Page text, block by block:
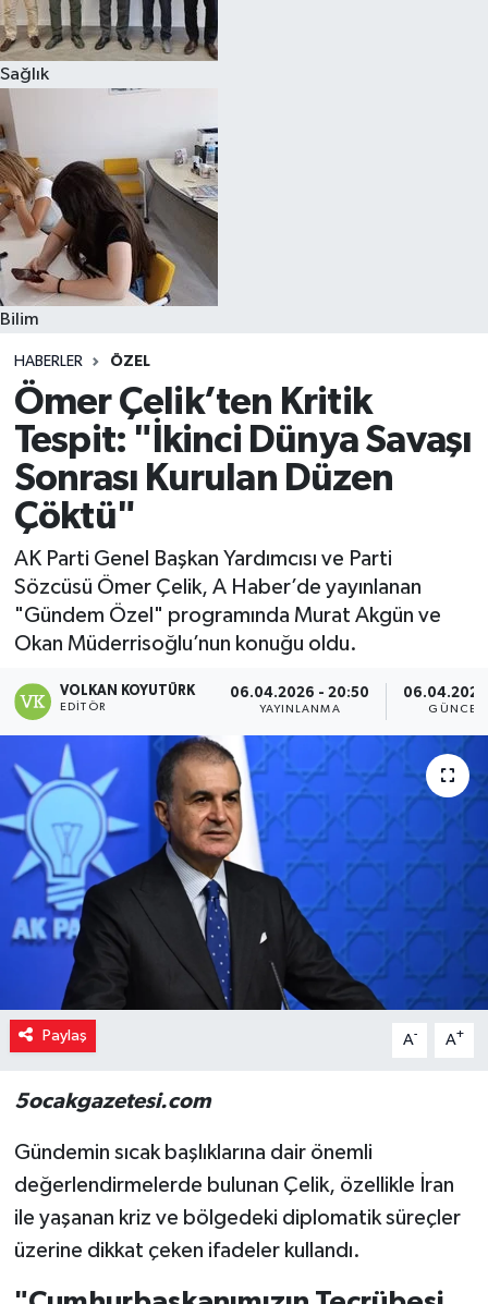
Sağlık
Bilim
HABERLER ÖZEL
Ömer Çelik’ten Kritik
Tespit: "İkinci Dünya Savaşı
Sonrası Kurulan Düzen
Çöktü"
AK Parti Genel Başkan Yardımcısı ve Parti
Sözcüsü Ömer Çelik, A Haber’de yayınlanan
"Gündem Özel" programında Murat Akgün ve
Okan Müderrisoğlu’nun konuğu oldu.
VOLKAN KOYUTÜRK
EDITÖR
06.04.2026 - 20:50
YAYINLANMA
Paylaş A- A+
5ocakgazetesi.com
Gündemin sıcak başlıklarına dair önemli
değerlendirmelerde bulunan Çelik, özellikle İran
ile yaşanan kriz ve bölgedeki diplomatik süreçler
üzerine dikkat çeken ifadeler kullandı.